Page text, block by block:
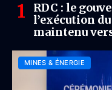
RDC : le
l’exécution
maintenu
MINES & ÉNERGIE